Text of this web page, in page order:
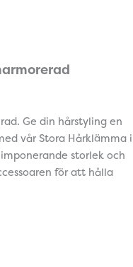
Ge din hårstyling en
vår Stora Hårklämma i
storlek och
för att hålla